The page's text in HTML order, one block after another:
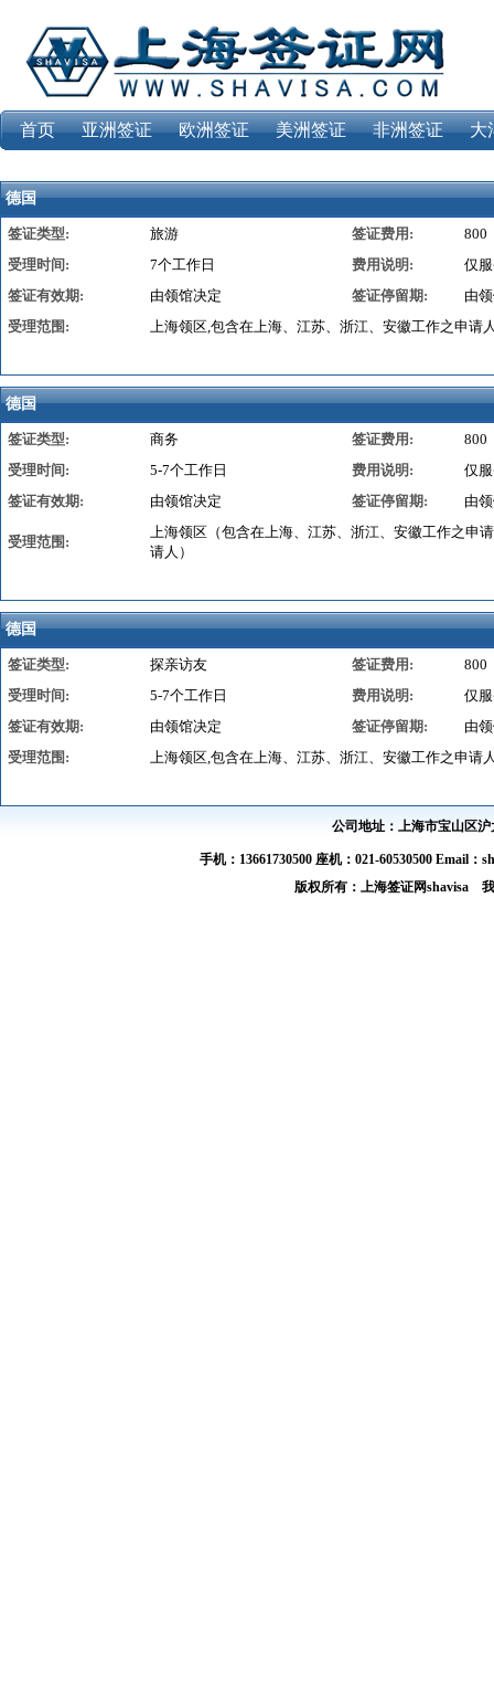
首页 亚洲签证 欧洲签证 美洲签证 非洲签证 大
德国
签证类型: 旅游 签证费用:
800
受理时间:
7个工作日 费用说明:
仅
签证有效期:
由领馆决定 签证停留期:
由
受理范围:
上海领区,包含在上海、江苏、浙江、安徽工作之申请
德国
签证类型: 商务 签证费用:
800
受理时间:
5-7个工作日 费用说明:
仅
签证有效期:
由领馆决定 签证停留期: 由
受理范围:
上海领区（包含在上海、江苏、浙江、安徽工作之申
请人）
德国
签证类型: 探亲访友 签证费用:
800
受理时间:
5-7个工作日 费用说明:
仅
签证有效期:
由领馆决定 签证停留期:
由
受理范围:
上海领区,包含在上海、江苏、浙江、安徽工作之申请
公司地址：上海市宝山区沪
手机：13661730500 座机：021-60530500 Email
版权所有：上海签证网shavisa